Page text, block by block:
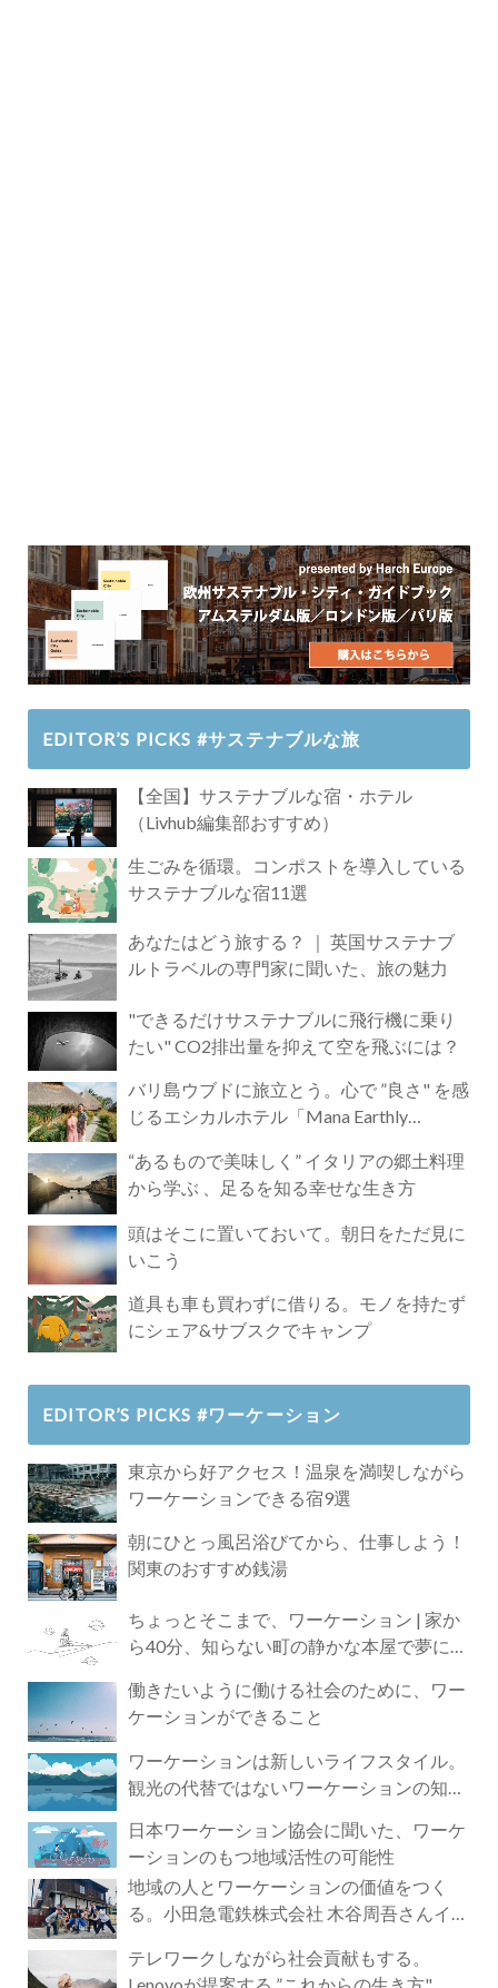
EDITOR’S PICKS #サステナブルな旅
【全国】サステナブルな宿・ホテル
（Livhub編集部おすすめ）
生ごみを循環。コンポストを導入している
サステナブルな宿11選
あなたはどう旅する？ ｜ 英国サステナブ
ルトラベルの専門家に聞いた、旅の魅力
"できるだけサステナブルに飛行機に乗り
たい" CO2排出量を抑えて空を飛ぶには？
バリ島ウブドに旅立とう。心で ”良さ" を感
じるエシカルホテル「Mana Earthly
“あるもので美味しく” イタリアの郷土料理
から学ぶ 、足るを知る幸せな生き方
頭はそこに置いておいて。朝日をただ見に
いこう
道具も車も買わずに借りる。モノを持たず
にシェア&サブスクでキャンプ
EDITOR’S PICKS #ワーケーション
東京から好アクセス！温泉を満喫しながら
ワーケーションできる宿9選
朝にひとっ風呂浴びてから、仕事しよう！
関東のおすすめ銭湯
ちょっとそこまで、ワーケーション | 家か
ら40分、知らない町の静かな本屋で夢に近
働きたいように働ける社会のために、ワー
ケーションができること
ワーケーションは新しいライフスタイル。
観光の代替ではないワーケーションの知ら
日本ワーケーション協会に聞いた、ワーケ
ーションのもつ地域活性の可能性
地域の人とワーケーションの価値をつく
る。小田急電鉄株式会社 木谷周吾さんイン
テレワークしながら社会貢献もする。